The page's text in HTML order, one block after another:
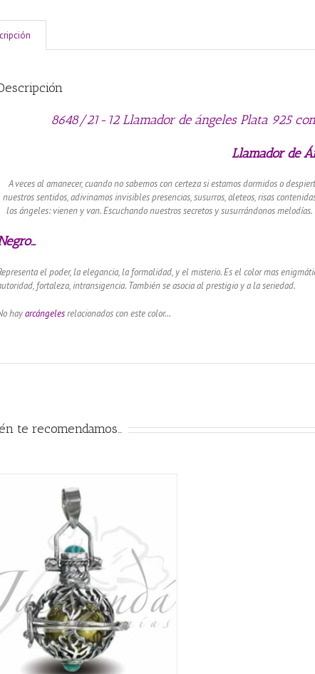
8648/21-12 Llamador de ángeles Plata 925
Llamador de
A veces al amanecer, cuando no sabemoscon certeza si estamos dormidos o
nuestros sentidos, adivinamosinvisibles presencias, susurros, aleteos, risas
los ángeles: vienen y van.Escuchando nuestros secretos y susurrándonos
el poder, la elegancia, la formalidad, y el misterio.Es el color mas
fortaleza, intransigencia. También se asocia al prestigio y a la seriedad.
hayarcángelesrelacionados con este color…
te recomendamos…